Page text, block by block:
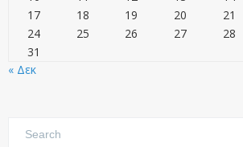
17
18 19 20 21
24
25 26 27 28
31
« Δεκ